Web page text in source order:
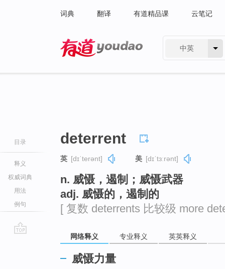
词典 翻译 有道精品课 云笔记
中英
目录
释义
权威词典
用法
例句
deterrent
英 [dɪˈterənt] 美 [dɪˈtɜːrənt]
n. 威慑，遏制；威慑武器
adj. 威慑的，遏制的
[ 复数 deterrents 比较级 more
网络释义 专业释义 英英释义
威慑力量